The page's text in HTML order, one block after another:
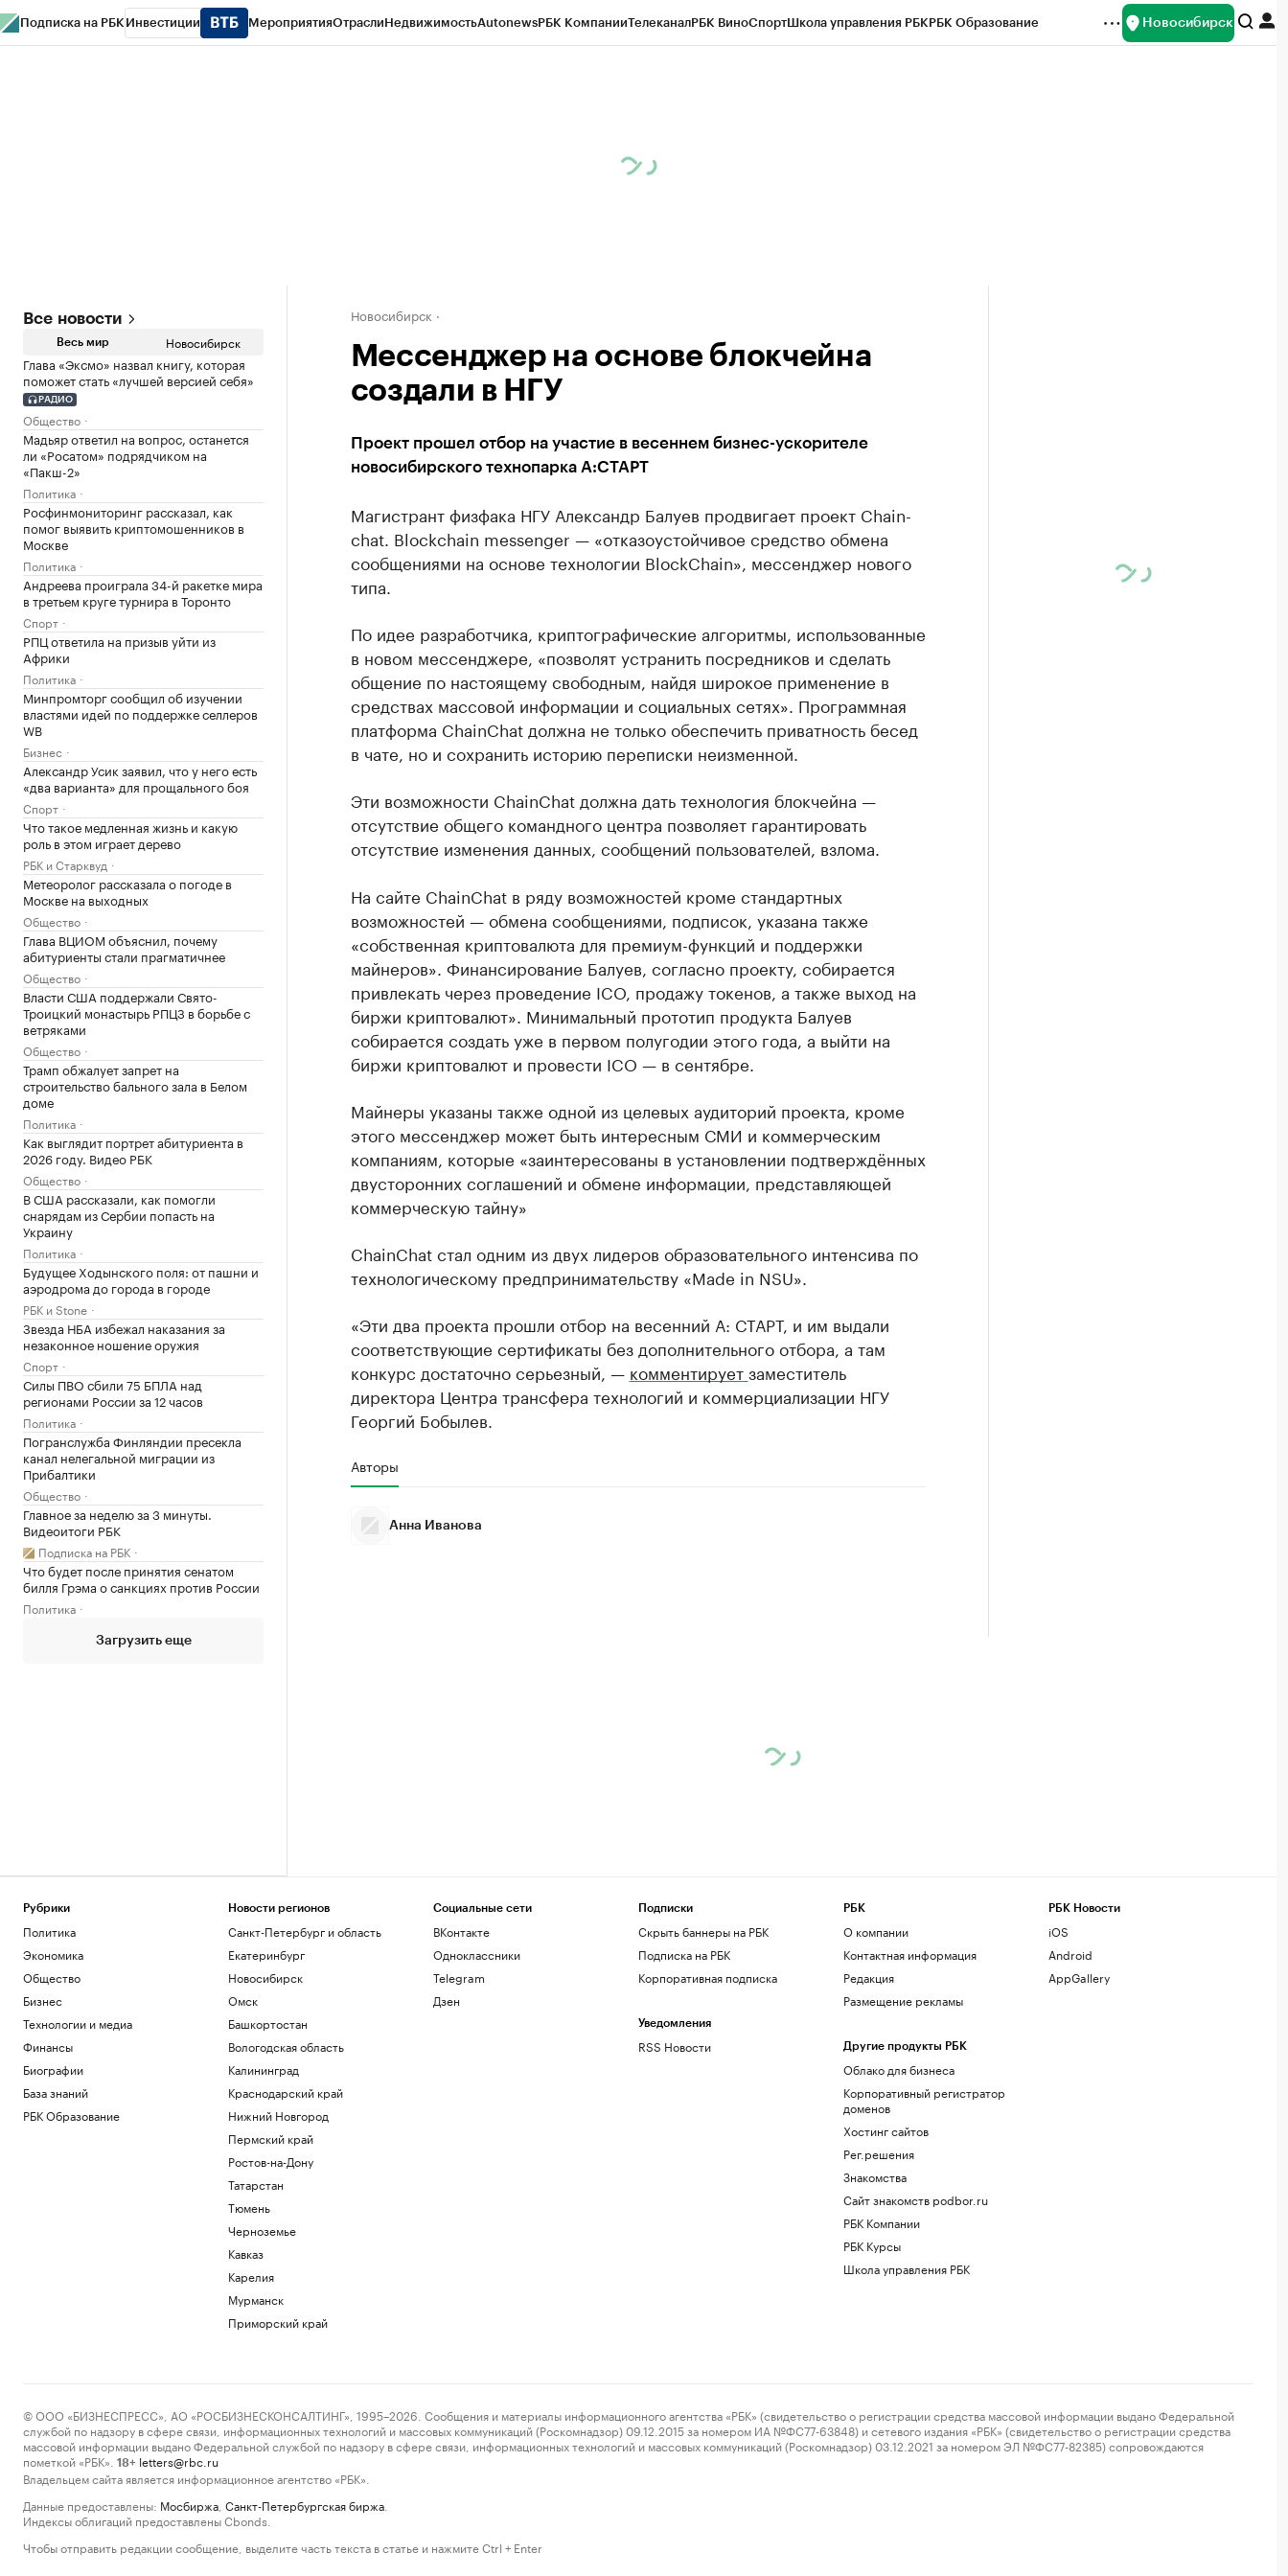
Подписка на РБК Инвестиции МероприятияОтраслиНедвижимостьAutonewsРБК КомпанииТелеканалРБК ВиноСпортШкола управления РБКРБК Образование Новосибирск
Все новости
Весь мир Новосибирск
Глава «Эксмо» назвал книгу, которая
поможет стать «лучшей версией себя»
РАДИО
Общество
Мадьяр ответил на вопрос, останется
ли «Росатом» подрядчиком на
«Пакш-2»
Политика
Росфинмониторинг рассказал, как
помог выявить криптомошенников в
Москве
Политика
Андреева проиграла 34-й ракетке мира
в третьем круге турнира в Торонто
Спорт
РПЦ ответила на призыв уйти из
Африки
Политика
Минпромторг сообщил об изучении
властями идей по поддержке селлеров
WB
Бизнес
Александр Усик заявил, что у него есть
«два варианта» для прощального боя
Спорт
Что такое медленная жизнь и какую
роль в этом играет дерево
РБК и Старквуд
Метеоролог рассказала о погоде в
Москве на выходных
Общество
Глава ВЦИОМ объяснил, почему
абитуриенты стали прагматичнее
Общество
Власти США поддержали Свято-
Троицкий монастырь РПЦЗ в борьбе с
ветряками
Общество
Трамп обжалует запрет на
строительство бального зала в Белом
доме
Политика
Как выглядит портрет абитуриента в
2026 году. Видео РБК
Общество
В США рассказали, как помогли
снарядам из Сербии попасть на
Украину
Политика
Будущее Ходынского поля: от пашни и
аэродрома до города в городе
РБК и Stone
Звезда НБА избежал наказания за
незаконное ношение оружия
Спорт
Силы ПВО сбили 75 БПЛА над
регионами России за 12 часов
Политика
Погранслужба Финляндии пресекла
канал нелегальной миграции из
Прибалтики
Общество
Главное за неделю за 3 минуты.
Видеоитоги РБК
Подписка на РБК
Что будет после принятия сенатом
билля Грэма о санкциях против России
Политика
Загрузить еще
Новосибирск
Мессенджер на основе блокчейна
создали в НГУ
Проект прошел отбор на участие в весеннем бизнес-ускорителе
новосибирского технопарка А:СТАРТ
Магистрант физфака НГУ Александр Балуев продвигает проект Chain-
chat. Blockchain messenger — «отказоустойчивое средство обмена
сообщениями на основе технологии BlockChain», мессенджер нового
типа.
По идее разработчика, криптографические алгоритмы, использованные
в новом мессенджере, «позволят устранить посредников и сделать
общение по настоящему свободным, найдя широкое применение в
средствах массовой информации и социальных сетях». Программная
платформа ChainChat должна не только обеспечить приватность бесед
в чате, но и сохранить историю переписки неизменной.
Эти возможности ChainChat должна дать технология блокчейна —
отсутствие общего командного центра позволяет гарантировать
отсутствие изменения данных, сообщений пользователей, взлома.
На сайте ChainChat в ряду возможностей кроме стандартных
возможностей — обмена сообщениями, подписок, указана также
«собственная криптовалюта для премиум-функций и поддержки
майнеров». Финансирование Балуев, согласно проекту, собирается
привлекать через проведение ICO, продажу токенов, а также выход на
биржи криптовалют». Минимальный прототип продукта Балуев
собирается создать уже в первом полугодии этого года, а выйти на
биржи криптовалют и провести ICO — в сентябре.
Майнеры указаны также одной из целевых аудиторий проекта, кроме
этого мессенджер может быть интересным СМИ и коммерческим
компаниям, которые «заинтересованы в установлении подтверждённых
двусторонних соглашений и обмене информации, представляющей
коммерческую тайну»
ChainChat стал одним из двух лидеров образовательного интенсива по
технологическому предпринимательству «Made in NSU».
«Эти два проекта прошли отбор на весенний А: СТАРТ, и им выдали
соответствующие сертификаты без дополнительного отбора, а там
конкурс достаточно серьезный, — комментируетзаместитель
директора Центра трансфера технологий и коммерциализации НГУ
Георгий Бобылев.
Авторы
Анна Иванова
Рубрики
Политика
Экономика
Общество
Бизнес
Технологии и медиа
Финансы
Биографии
База знаний
РБК Образование
Новости регионов
Санкт-Петербург и область
Екатеринбург
Новосибирск
Омск
Башкортостан
Вологодская область
Калининград
Краснодарский край
Нижний Новгород
Пермский край
Ростов-на-Дону
Татарстан
Тюмень
Черноземье
Кавказ
Карелия
Мурманск
Приморский край
Социальные сети
ВКонтакте
Одноклассники
Telegram
Дзен
Подписки
Скрыть баннеры на РБК
Подписка на РБК
Корпоративная подписка
Уведомления
RSS Новости
РБК
О компании
Контактная информация
Редакция
Размещение рекламы
Другие продукты РБК
Облако для бизнеса
Корпоративный регистратор
доменов
Хостинг сайтов
Рег.решения
Знакомства
Сайт знакомств podbor.ru
РБК Компании
РБК Курсы
Школа управления РБК
РБК Новости
iOS
Android
AppGallery
© ООО «БИЗНЕСПРЕСС», АО «РОСБИЗНЕСКОНСАЛТИНГ», 1995–2026. Сообщения и материалы информационного агентства «РБК» (свидетельство о регистрации средства массовой информации выдано Федеральной
службой по надзору в сфере связи, информационных технологий и массовых коммуникаций (Роскомнадзор) 09.12.2015 за номером ИА №ФС77-63848) и сетевого издания «РБК» (свидетельство о регистрации средства
массовой информации выдано Федеральной службой по надзору в сфере связи, информационных технологий и массовых коммуникаций (Роскомнадзор) 03.12.2021 за номером ЭЛ №ФС77-82385) сопровождаются
пометкой «РБК».
18+ letters@rbc.ru
Владельцем сайта является информационное агентство «РБК».
Данные предоставлены: Мосбиржа Санкт-Петербургская биржа
Индексы облигаций предоставлены Cbonds.
Чтобы отправить редакции сообщение, выделите часть текста в статье и нажмите Ctrl + Enter